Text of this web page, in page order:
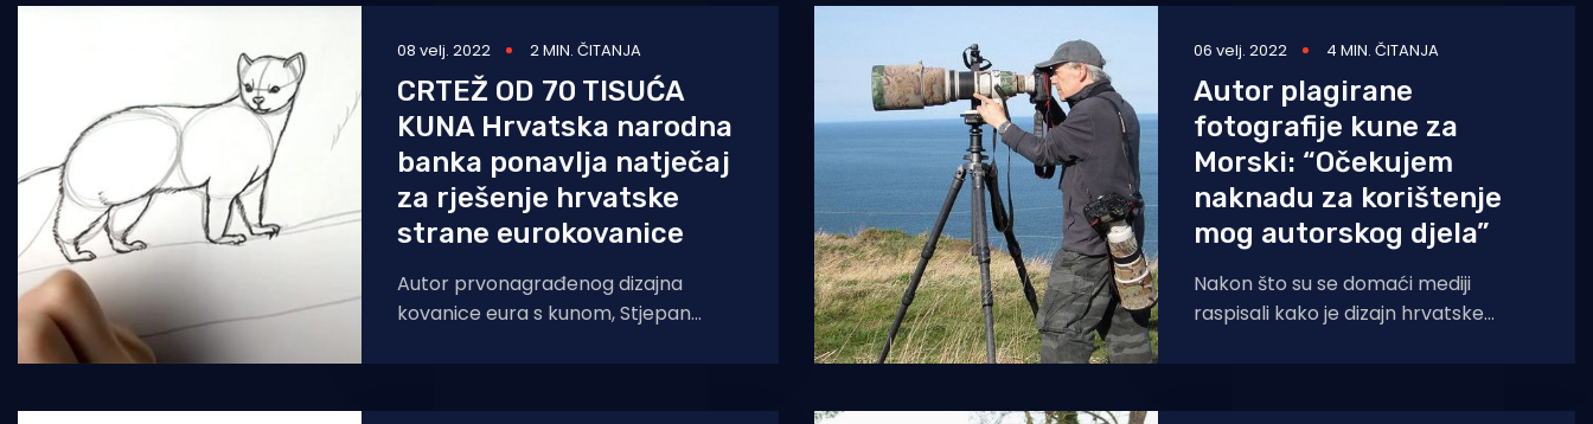
08 velj. 2022 2 MIN. ČITANJA
CRTEŽ OD 70 TISUĆA
KUNA Hrvatska narodna
banka ponavlja natječaj
za rješenje hrvatske
strane eurokovanice
Autor prvonagrađenog dizajna
kovanice eura s kunom, Stjepan
nakon napisa u medijima da je za
06 velj. 2022 4 MIN. ČITANJA
Autor plagirane
fotografije kune za
Morski: “Očekujem
naknadu za korištenje
mog autorskog djela”
Nakon što su se domaći mediji
raspisali kako je dizajn hrvatske
škotskog autora Iaina